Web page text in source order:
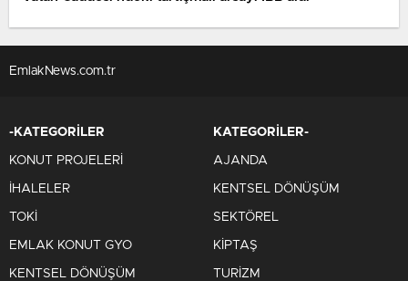
EmlakNews.com.tr
-KATEGORİLER
KONUT PROJELERİ
İHALELER
TOKİ
EMLAK KONUT GYO
KENTSEL DÖNÜŞÜM
KATEGORİLER-
AJANDA
KENTSEL DÖNÜŞÜM
SEKTÖREL
KİPTAŞ
TURİZM